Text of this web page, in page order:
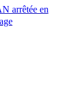
arrêtée en